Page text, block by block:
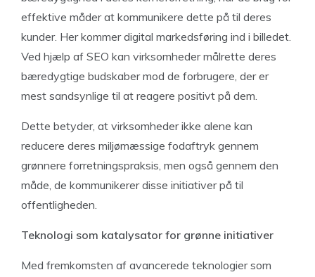
effektive måder at kommunikere dette på til deres
kunder. Her kommer digital markedsføring ind i billedet.
Ved hjælp af SEO kan virksomheder målrette deres
bæredygtige budskaber mod de forbrugere, der er
mest sandsynlige til at reagere positivt på dem.
Dette betyder, at virksomheder ikke alene kan
reducere deres miljømæssige fodaftryk gennem
grønnere forretningspraksis, men også gennem den
måde, de kommunikerer disse initiativer på til
offentligheden.
Teknologi som katalysator for grønne initiativer
Med fremkomsten af avancerede teknologier som